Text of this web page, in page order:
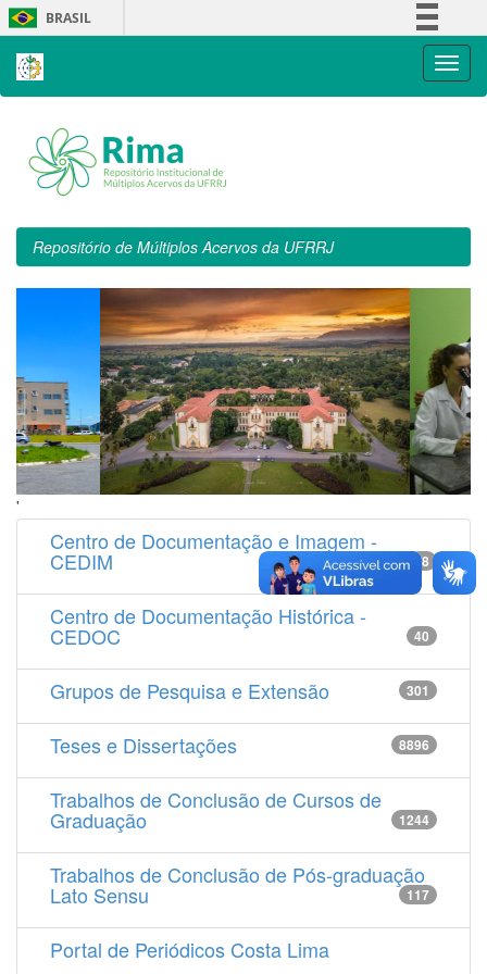
Skip
navigation
BRASIL
Repositório de Múltiplos Acervos da UFRRJ
'
Centro de Documentação e Imagem -
CEDIM 14538
Centro de Documentação Histórica -
CEDOC 40
Grupos de Pesquisa e Extensão 301
Teses e Dissertações 8896
Trabalhos de Conclusão de Cursos de
Graduação 1244
Trabalhos de Conclusão de Pós-graduação
Lato Sensu 117
Portal de Periódicos Costa Lima